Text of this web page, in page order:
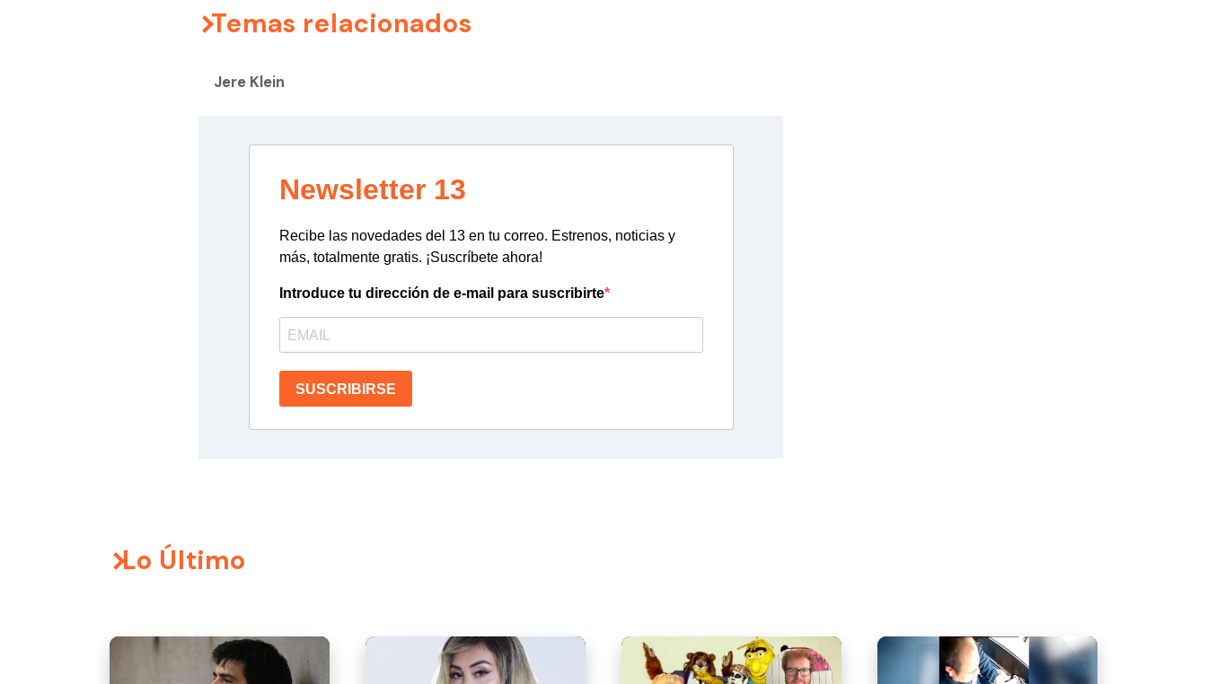
Temas relacionados
Jere Klein
Newsletter 13
Recibe las novedades del 13 en tu correo. Estrenos, noticias y
más, totalmente gratis. ¡Suscríbete ahora!
Introduce tu dirección de e-mail para suscribirte
SUSCRIBIRSE
Lo Último